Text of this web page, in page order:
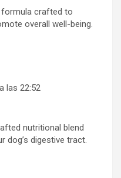
formula crafted to
overall well-being.
las 22:52
nutritional blend
dog’s digestive tract.